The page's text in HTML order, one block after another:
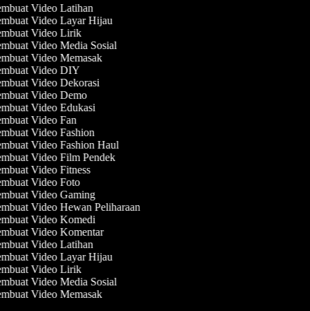
Video Latihan
Video Layar Hijau
Video Lirik
Video Media Sosial
Video Memasak
Video DIY
Video Dekorasi
Video Demo
Video Edukasi
Video Fan
Video Fashion
Video Fashion Haul
Video Film Pendek
Video Fitness
Video Foto
Video Gaming
Video Hewan Peliharaan
Video Komedi
Video Komentar
Video Latihan
Video Layar Hijau
Video Lirik
Video Media Sosial
Video Memasak